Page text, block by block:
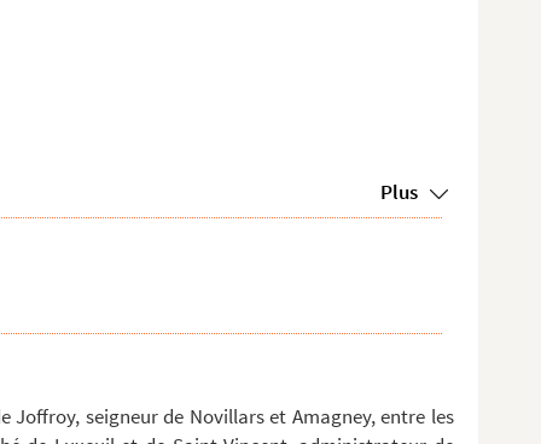
Plus
Joffroy, seigneur de Novillars et Amagney, entre les